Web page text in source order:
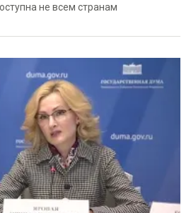
не всем странам